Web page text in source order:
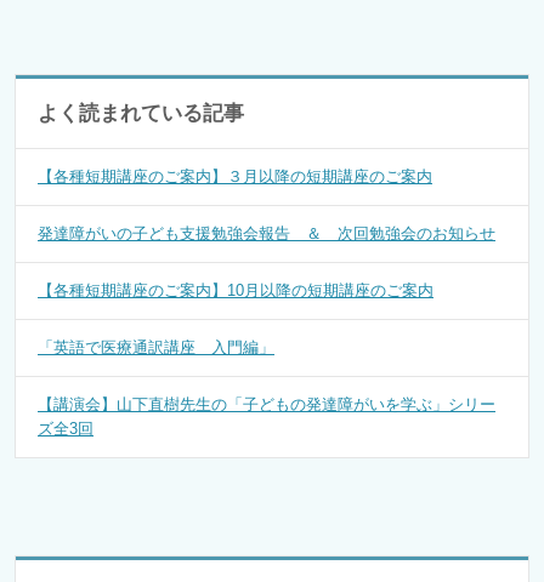
よく読まれている記事
【各種短期講座のご案内】３月以降の短期講座のご案内
発達障がいの子ども支援勉強会報告 ＆ 次回勉強会のお知らせ
【各種短期講座のご案内】10月以降の短期講座のご案内
「英語で医療通訳講座 入門編」
【講演会】山下直樹先生の「子どもの発達障がいを学ぶ」シリー
ズ全3回